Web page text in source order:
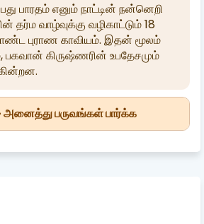
பாரதம் எனும் நாட்டின் நன்னெறி
தர்ம வாழ்வுக்கு வழிகாட்டும் 18
புராண காவியம். இதன் மூலம்
பகவான் கிருஷ்ணரின் உபதேசமும்
அனைத்து பருவங்கள் பார்க்க